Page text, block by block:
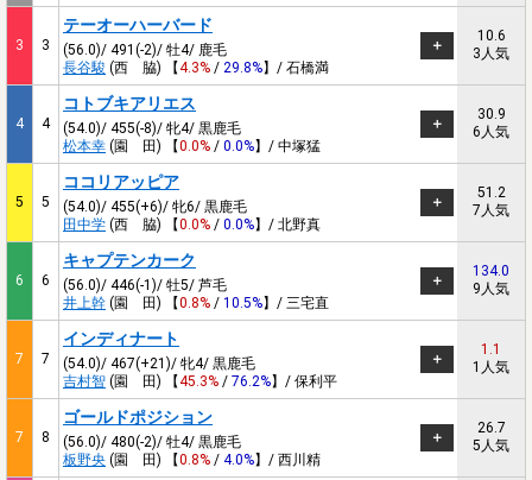
3 3
テーオーハーバード
(56.0)/ 491(-2)/ 牡4/ 鹿毛
長谷駿 (西 脇) 【4.3% / 29.8%】/ 石橋満
10.6
3人気
4 4
コトブキアリエス
(54.0)/ 455(-8)/ 牝4/ 黒鹿毛
松本幸 (園 田) 【0.0% / 0.0%】/ 中塚猛
30.9
6人気
5 5
ココリアッピア
(54.0)/ 455(+6)/ 牝6/ 黒鹿毛
田中学 (西 脇) 【0.0% / 0.0%】/ 北野真
51.2
7人気
6 6
キャプテンカーク
(56.0)/ 446(-1)/ 牡5/ 芦毛
井上幹 (園 田) 【0.8% / 10.5%】/ 三宅直
134.0
9人気
7 7
インディナート
(54.0)/ 467(+21)/ 牝4/ 黒鹿毛
吉村智 (園 田) 【45.3% / 76.2%】/ 保利平
1.1
1人気
7 8
ゴールドポジション
(56.0)/ 480(-2)/ 牡4/ 黒鹿毛
板野央 (園 田) 【0.8% / 4.0%】/ 西川精
26.7
5人気